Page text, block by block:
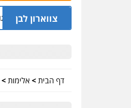
צווארון לבן
בתיק נצרת וארגון בכרי 05.08 | 08:53
דף הבית>אלימות>